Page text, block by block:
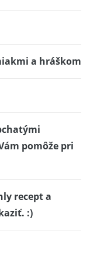
a hráškom
pomôže pri
recept a
:)